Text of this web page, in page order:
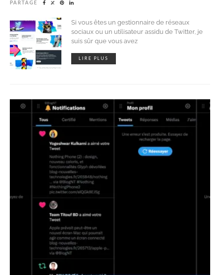
PARTAGE
Si vous êtes un gestionnaire de réseaux
sociaux ou un utilisateur assidu de Twitter, je
suis sûr que vous avez
LIRE PLUS